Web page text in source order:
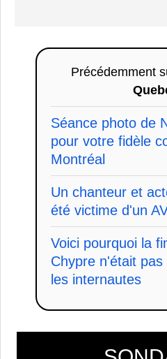
Précédemment
Séance photo de
pour votre fidèle
Montréal
Un chanteur et
été victime d'un
Voici pourquoi la
Chypre n'était
les internautes